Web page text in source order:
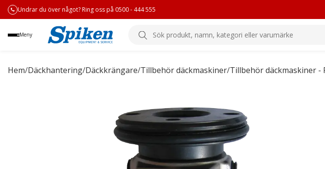
Undrar du över något? Ring oss på 0500 - 444 555
Meny
Sök
produkt,
kategori
Hem/Däckhantering/Däckkrängare/Tillbehör däckmaskiner/Tillbehör däckmaskiner -